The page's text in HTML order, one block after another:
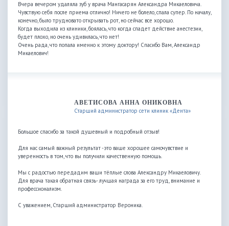
Вчера вечером удаляла зуб у врача Мангасарян Александра Микаеловича.
Чувствую себя после приема отлично! Ничего не болело, спала супер. По началу,
конечно, было трудновато открывать рот, но сейчас все хорошо.
Когда выходила из клиники, боялась, что когда спадет действие анестезии,
будет плохо, но очень удивилась, что нет!
Очень рада, что попала именно к этому доктору! Спасибо Вам, Александр
Микаелович!
АВЕТИСОВА АННА ОНИКОВНА
Старший администратор сети клиник «Дента»
Большое спасибо за такой душевный и подробный отзыв!
Для нас самый важный результат -это ваше хорошее самочувствие и
уверенность в том, что вы получили качественную помощь.
Мы с радостью передадим ваши тёплые слова Александру Микаеловичу.
Для врача такая обратная связь- лучшая награда за его труд, внимание и
профессионализм.
С уважением, Старший администратор Вероника.